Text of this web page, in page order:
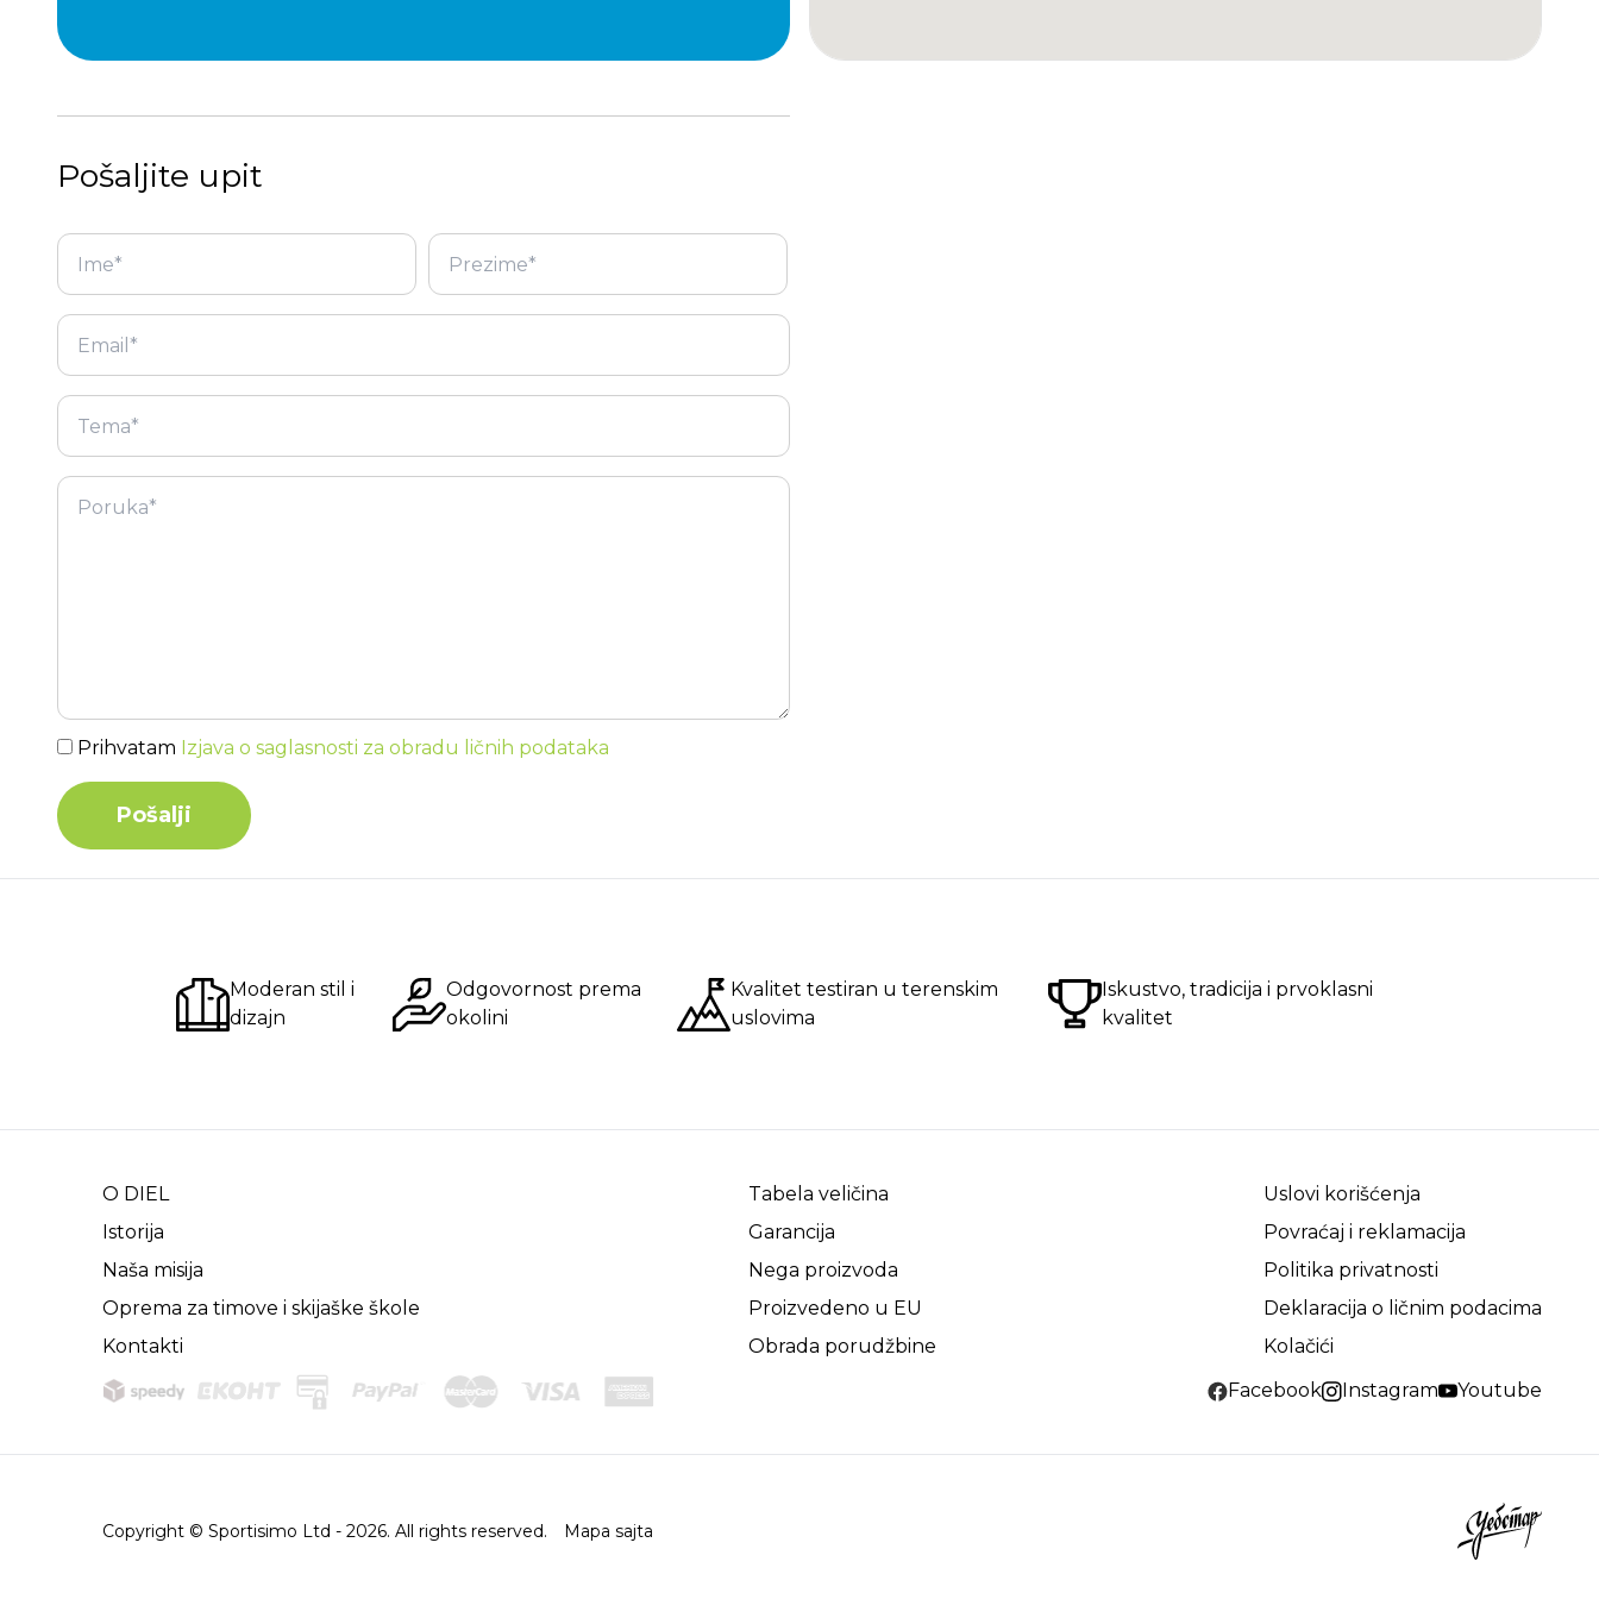
Pošaljite upit
Prihvatam Izjava o saglasnosti za obradu ličnih podataka
Pošalji
Moderan stil i
dizajn
Odgovornost prema
okolini
Kvalitet testiran u terenskim
uslovima
Iskustvo, tradicija i prvoklasni
kvalitet
O DIEL
Istorija
Naša misija
Oprema za timove i skijaške škole
Kontakti
Tabela veličina
Garancija
Nega proizvoda
Proizvedeno u EU
Obrada porudžbine
Uslovi korišćenja
Povraćaj i reklamacija
Politika privatnosti
Deklaracija o ličnim podacima
Kolačići
Facebook
Instagram Youtube
Copyright © Sportisimo Ltd - 2026. All rights reserved. Mapa sajta